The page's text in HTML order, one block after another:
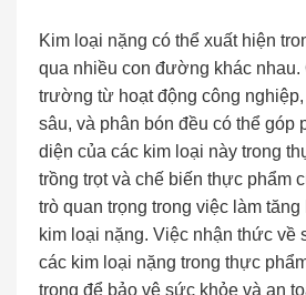
Kim loại nặng có thể xuất hiện
qua nhiều con đường khác nhau.
trường từ hoạt động công
sâu, và phân bón đều có thể góp
diện của các kim loại này trong
trồng trọt và chế biến thực phẩm
trò quan trọng trong việc làm
kim loại nặng. Việc nhận thức về
các kim loại nặng trong thực
trọng để bảo vệ sức khỏe và an